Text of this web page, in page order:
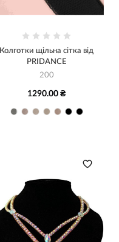
Колготки щільна сітка від
PRIDANCE
200
1290.00 ₴